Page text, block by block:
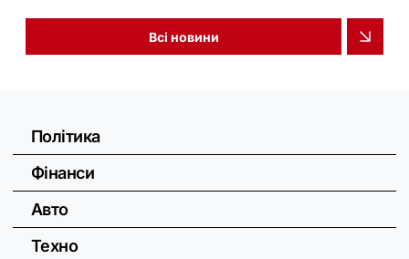
Всі новини
Політика
Фінанси
Авто
Техно